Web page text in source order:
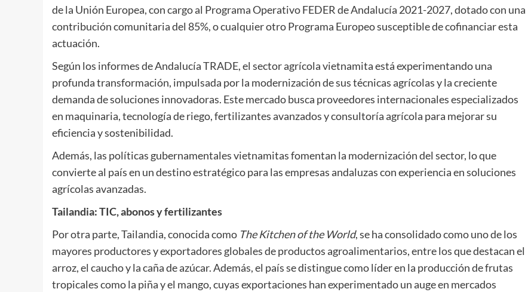
de la Unión Europea, con cargo al Programa Operativo FEDER de Andalucía 2021-2027, dotado con una
contribución comunitaria del 85%, o cualquier otro Programa Europeo susceptible de cofinanciar esta
actuación.
Según los informes de Andalucía TRADE, el sector agrícola vietnamita está experimentando una
profunda transformación, impulsada por la modernización de sus técnicas agrícolas y la creciente
demanda de soluciones innovadoras. Este mercado busca proveedores internacionales especializados
en maquinaria, tecnología de riego, fertilizantes avanzados y consultoría agrícola para mejorar su
eficiencia y sostenibilidad.
Además, las políticas gubernamentales vietnamitas fomentan la modernización del sector, lo que
convierte al país en un destino estratégico para las empresas andaluzas con experiencia en soluciones
agrícolas avanzadas.
Tailandia: TIC, abonos y fertilizantes
Por otra parte, Tailandia, conocida como The Kitchen of the World, se ha consolidado como uno de los
mayores productores y exportadores globales de productos agroalimentarios, entre los que destacan el
arroz, el caucho y la caña de azúcar. Además, el país se distingue como líder en la producción de frutas
tropicales como la piña y el mango, cuyas exportaciones han experimentado un auge en mercados